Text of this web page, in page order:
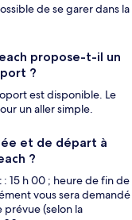
de se garer dans la
propose-t-il un
?
est disponible. Le
un aller simple.
et de départ à
?
15 h 00 ; heure de fin de
vous sera demandé
prévue (selon la